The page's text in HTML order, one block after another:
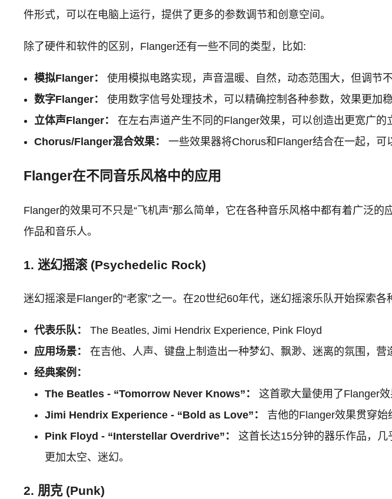
件形式，可以在电脑上运行，提供了更多的参数调节和创意空间。
除了硬件和软件的区别，Flanger还有一些不同的类型，比如:
模拟Flanger：
使用模拟电路实现，声音温暖、自然，动态范围大，但调节
数字Flanger：
使用数字信号处理技术，可以精确控制各种参数，效果更加
立体声Flanger：
在左右声道产生不同的Flanger效果，可以创造出更宽广的
Chorus/Flanger混合效果：
一些效果器将Chorus和Flanger结合在一起，可
Flanger在不同音乐风格中的应用
Flanger的效果可不只是“飞机声”那么简单，它在各种音乐风格中都有着广泛
作品和音乐人。
1. 迷幻摇滚 (Psychedelic Rock)
迷幻摇滚是Flanger的“老家”之一。在20世纪60年代，迷幻摇滚乐队开始探索
代表乐队：
The Beatles, Jimi Hendrix Experience, Pink Floyd
应用场景：
在吉他、人声、键盘上制造出一种梦幻、飘渺、迷离的氛围，营
经典案例：
The Beatles - “Tomorrow Never Knows”：
这首歌大量使用了Flanger
Jimi Hendrix Experience - “Bold as Love”：
吉他的Flanger效果贯穿始
Pink Floyd - “Interstellar Overdrive”：
这首长达15分钟的器乐作品，
更加太空、迷幻。
2. 朋克 (Punk)